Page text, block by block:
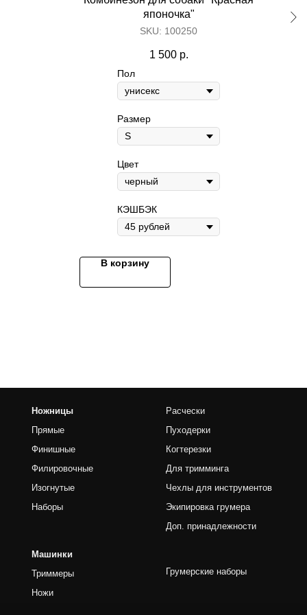
японочка"
SKU: 100250
1 500 р.
Пол
Размер
Цвет
КЭШБЭК
В корзину
Расчески
Пуходерки